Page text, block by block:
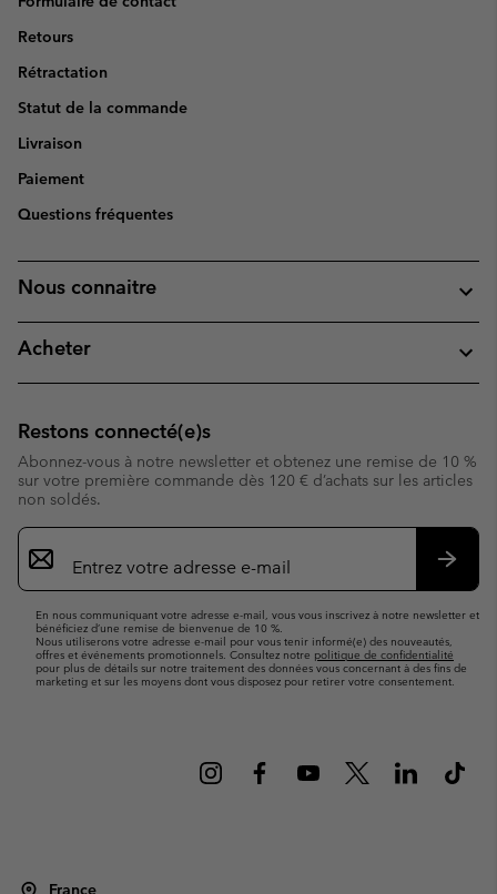
Retours
Rétractation
Statut de la commande
Livraison
Paiement
Questions fréquentes
Nous connaitre
Acheter
Restons connecté(e)s
Abonnez-vous à notre newsletter et obtenez une remise de 10 %
sur votre première commande dès 120 € d’achats sur les articles
non soldés.
Inscription
par
e-
En nous communiquant votre adresse e-mail, vous vous inscrivez à notre newsletter et
bénéficiez d’une remise de bienvenue de 10 %.
Nous utiliserons votre adresse e-mail pour vous tenir informé(e) des nouveautés,
offres et événements promotionnels. Consultez notre politique de confidentialité
pour plus de détails sur notre traitement des données vous concernant à des fins de
marketing et sur les moyens dont vous disposez pour retirer votre consentement.
France